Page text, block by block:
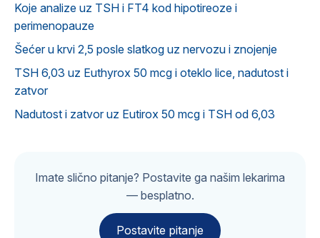
Koje analize uz TSH i FT4 kod hipotireoze i
perimenopauze
Šećer u krvi 2,5 posle slatkog uz nervozu i znojenje
TSH 6,03 uz Euthyrox 50 mcg i oteklo lice, nadutost i
zatvor
Nadutost i zatvor uz Eutirox 50 mcg i TSH od 6,03
Imate slično pitanje? Postavite ga našim lekarima
— besplatno.
Postavite pitanje